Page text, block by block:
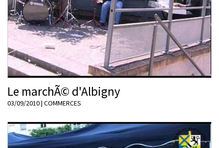
Le marchÃ© d'Albigny
03/09/2010| COMMERCES